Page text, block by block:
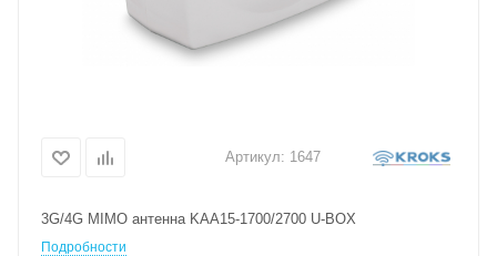
Артикул: 1647
3G/4G MIMO антенна KAA15-1700/2700 U-BOX
Подробности